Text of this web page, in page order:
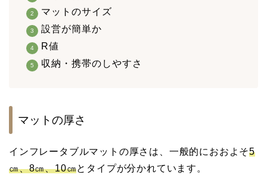
マットのサイズ
設営が簡単か
R値
収納・携帯のしやすさ
マットの厚さ
インフレータブルマットの厚さは、一般的におおよそ5
㎝、8㎝、10㎝とタイプが分かれています。